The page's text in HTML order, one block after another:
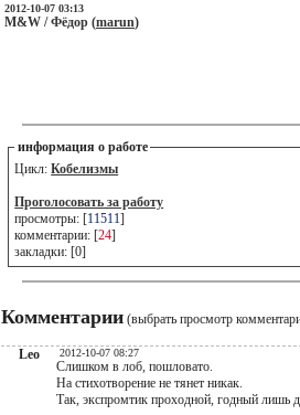
2012-10-07 03:13
M&W / Фёдор (marun)
информация о работе
Цикл:Кобелизмы
Проголосовать за работу
просмотры: [11511]
комментарии: [24]
закладки: [0]
Комментарии (выбрать просмотр
Leo 2012-10-07 08:27
Слишком в лоб, пошловато.
На стихотворение не тянет никак.
Так, экспромтик проходной, годный лишь